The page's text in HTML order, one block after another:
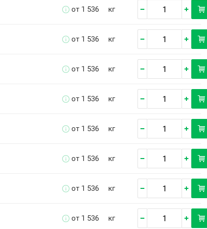
от 1 536 кг
от 1 536 кг
от 1 536 кг
от 1 536 кг
от 1 536 кг
от 1 536 кг
от 1 536 кг
от 1 536 кг